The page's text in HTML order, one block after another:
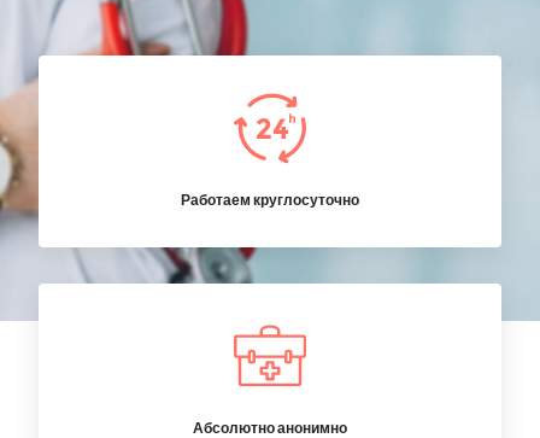
Работаем круглосуточно
Абсолютно анонимно